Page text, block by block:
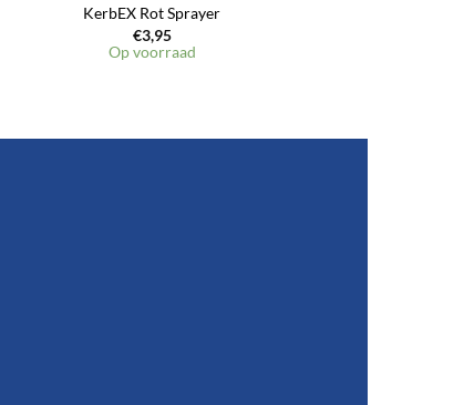
KerbEX Rot Sprayer
€3,95
Op voorraad